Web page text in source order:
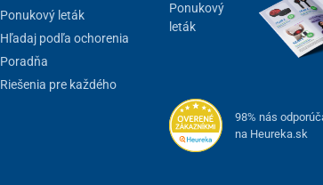
Ponukový leták
Hľadaj podľa ochorenia
Poradňa
Riešenia pre každého
Ponukový
leták
98% nás
na Heureka.sk